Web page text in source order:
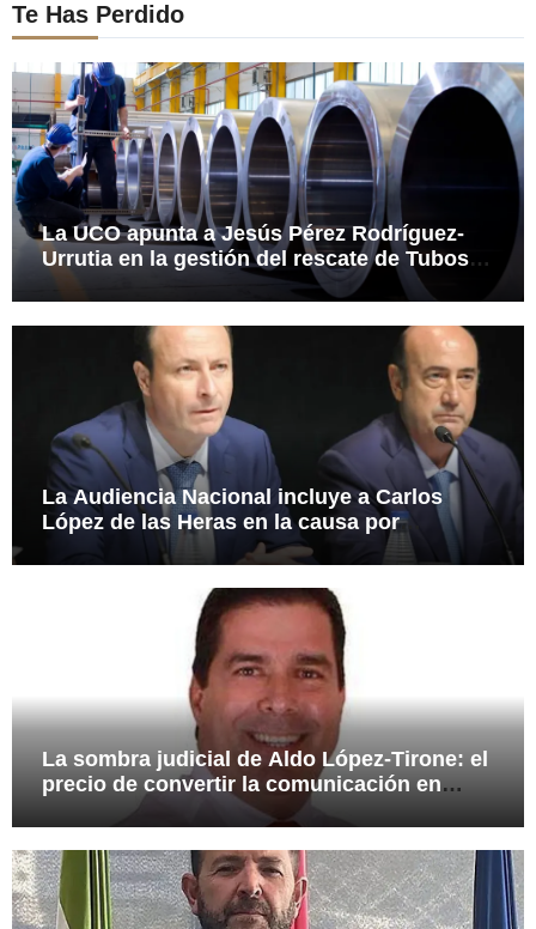
Te Has Perdido
La UCO apunta a Jesús Pérez Rodríguez-
Urrutia en la gestión del rescate de Tubos
Reunidos
La Audiencia Nacional incluye a Carlos
López de las Heras en la causa por
presuntas irregularidades en el rescate de
112,8 millones a Tubos Reunidos
La sombra judicial de Aldo López-Tirone: el
precio de convertir la comunicación en